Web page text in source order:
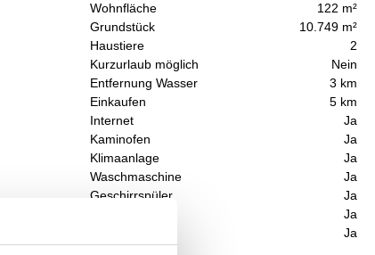
Wohnfläche
122 m²
Grundstück
10.749 m²
Haustiere
2
Kurzurlaub möglich
Nein
Entfernung Wasser
3 km
Einkaufen
5 km
Internet
Ja
Kaminofen
Ja
Klimaanlage
Ja
Waschmaschine
Ja
Geschirrspüler
Ja
Ja
Ja